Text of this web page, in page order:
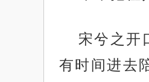
宋兮之开
有时间进去